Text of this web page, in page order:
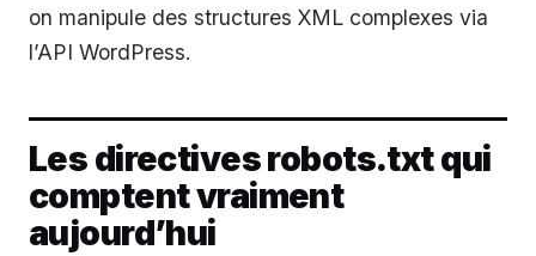
on manipule des structures XML complexes via
l’API WordPress.
Les directives robots.txt qui
comptent vraiment
aujourd’hui